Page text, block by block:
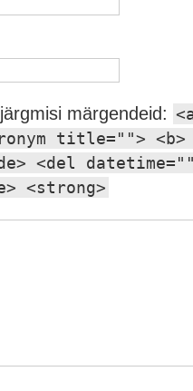
märgendeid:
title=""> <b>
<del
<strong>